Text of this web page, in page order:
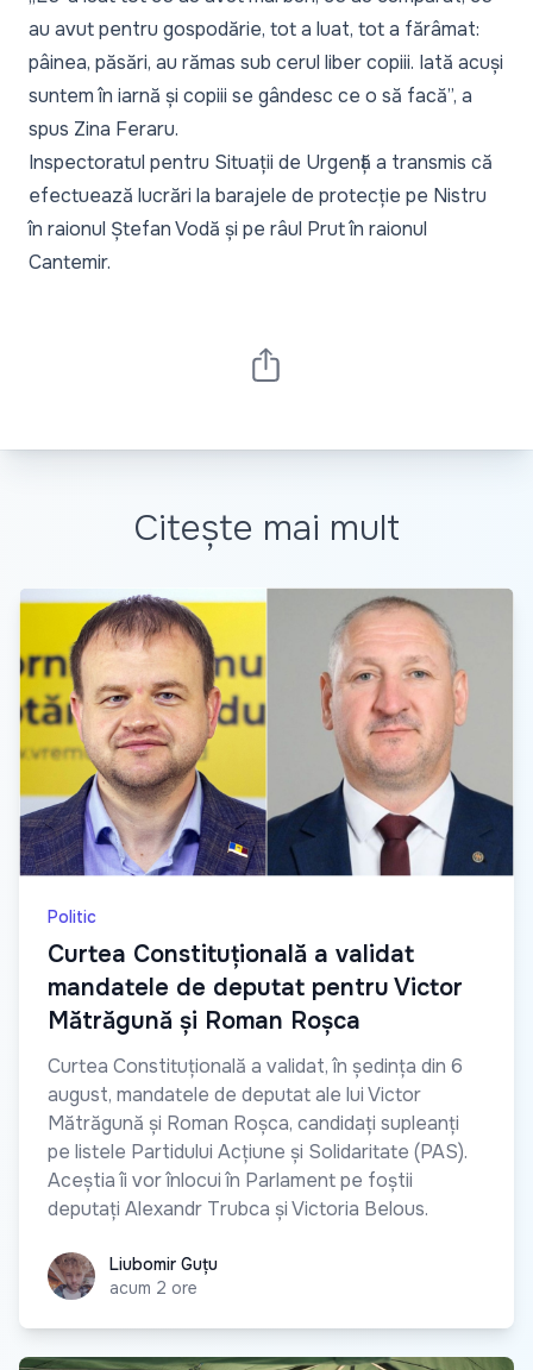
au avut pentru gospodărie, tot a luat, tot a fărâmat:
pâinea, păsări, au rămas sub cerul liber copiii. Iată acuși
suntem în iarnă și copiii se gândesc ce o să facă”, a
spus Zina Feraru.
Inspectoratul pentru Situații de Urgență a transmis că
efectuează lucrări la barajele de protecție pe Nistru
în raionul Ștefan Vodă și pe râul Prut în raionul
Cantemir.
Citește mai mult
Politic
Curtea Constituțională a validat
mandatele de deputat pentru Victor
Mătrăgună și Roman Roșca
Curtea Constituțională a validat, în ședința din 6
august, mandatele de deputat ale lui Victor
Mătrăgună și Roman Roșca, candidați supleanți
pe listele Partidului Acțiune și Solidaritate (PAS).
Aceștia îi vor înlocui în Parlament pe foștii
deputați Alexandr Trubca și Victoria Belous.
Liubomir Guțu
Liubomir Guțu
acum 2 ore